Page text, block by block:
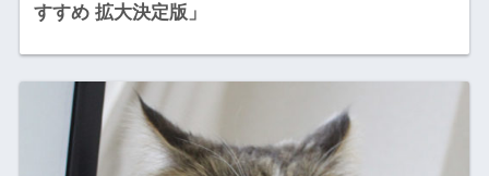
すすめ 拡大決定版」